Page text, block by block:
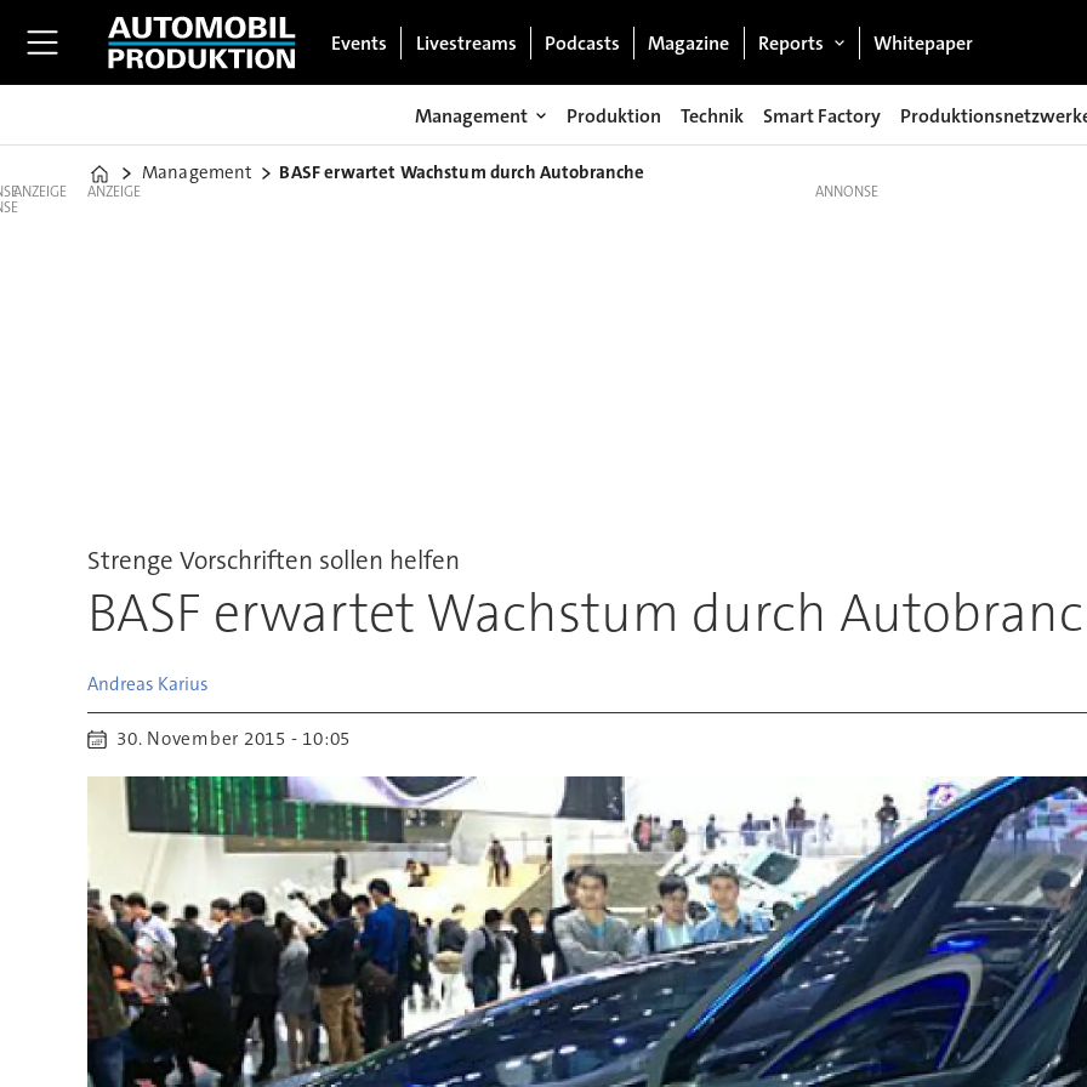
Events Livestreams Podcasts Magazine Reports Whitepaper
Management Produktion Technik Smart Factory
Home
Management BASF erwartet Wachstum durch Autobranche
ANZEIGE ANZEIGE
Strenge Vorschriften sollen helfen
BASF erwartet Wachstum durch
Andreas Karius
30. November 2015 - 10:05